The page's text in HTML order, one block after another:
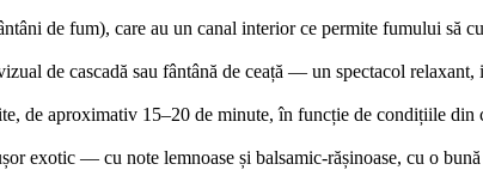
de fum), care au un canal interior ce permite fumului să
de cascadă sau fântână de ceață — un spectacol relaxant,
de aproximativ 15–20 de minute, în funcție de condițiile din
exotic — cu note lemnoase și balsamic-rășinoase, cu o